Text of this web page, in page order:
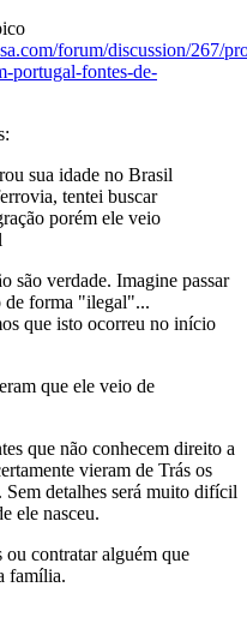
forum/discussion/267/
portugal-fontes-de-
sua idade no Brasil
tentei buscar
porém ele veio
são verdade. Imagine passar
de forma "ilegal"...
que isto ocorreu no início
que ele veio de
que não conhecem direito a
vieram de Trás os
Sem detalhes será muito difícil
ele nasceu.
ou contratar alguém que
família.